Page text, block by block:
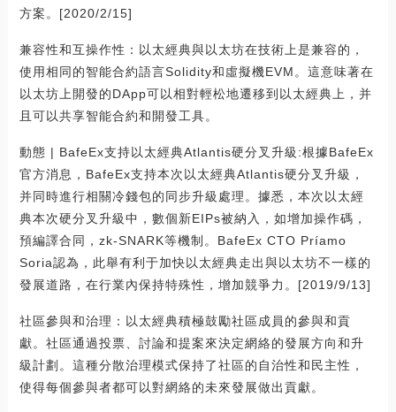
方案。[2020/2/15]
兼容性和互操作性：以太經典與以太坊在技術上是兼容的，
使用相同的智能合約語言Solidity和虛擬機EVM。這意味著在
以太坊上開發的DApp可以相對輕松地遷移到以太經典上，并
且可以共享智能合約和開發工具。
動態 | BafeEx支持以太經典Atlantis硬分叉升級:根據BafeEx
官方消息，BafeEx支持本次以太經典Atlantis硬分叉升級，
并同時進行相關冷錢包的同步升級處理。據悉，本次以太經
典本次硬分叉升級中，數個新EIPs被納入，如增加操作碼，
預編譯合同，zk-SNARK等機制。BafeEx CTO Príamo
Soria認為，此舉有利于加快以太經典走出與以太坊不一樣的
發展道路，在行業內保持特殊性，增加競爭力。[2019/9/13]
社區參與和治理：以太經典積極鼓勵社區成員的參與和貢
獻。社區通過投票、討論和提案來決定網絡的發展方向和升
級計劃。這種分散治理模式保持了社區的自治性和民主性，
使得每個參與者都可以對網絡的未來發展做出貢獻。